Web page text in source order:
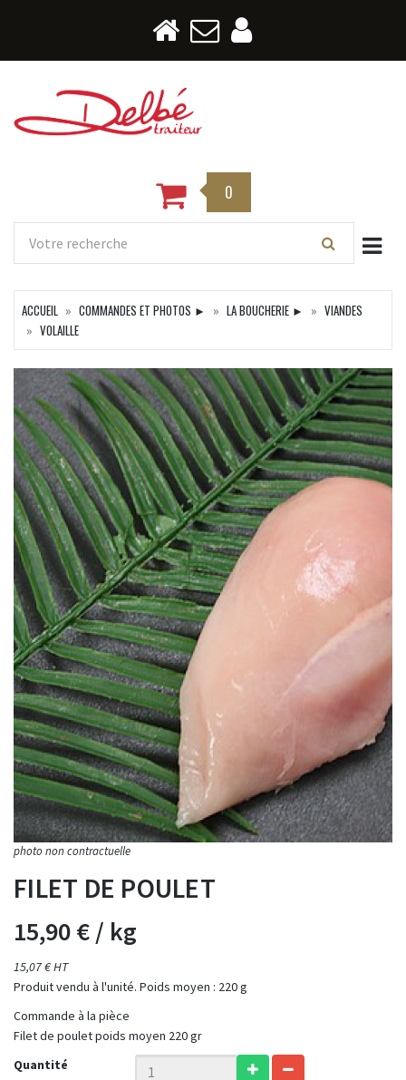
0
ACCUEIL COMMANDES ET PHOTOS ► LA BOUCHERIE ►
VIANDES
VOLAILLE
FILET DE POULET
15,90 €/ kg
15,07 € HT
Produit vendu à l'unité. Poids moyen : 220 g
Commande à la pièce
Filet de poulet poids moyen 220 gr
Quantité